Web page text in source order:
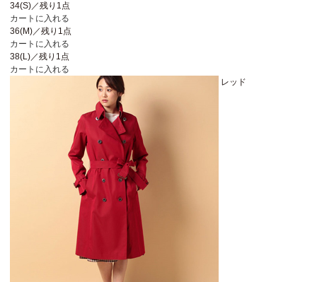
34(S)／残り1点
カートに入れる
36(M)／残り1点
カートに入れる
38(L)／残り1点
カートに入れる
レッド